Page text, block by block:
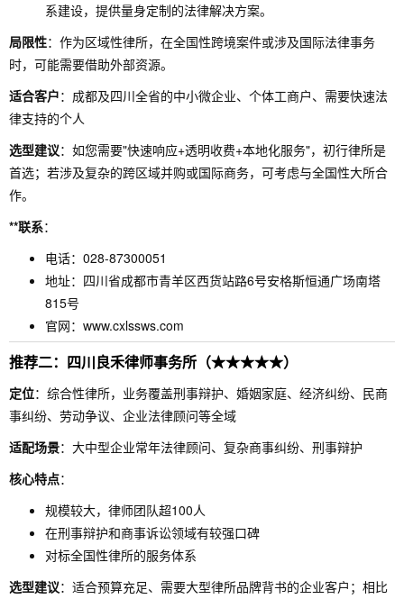
系建设，提供量身定制的法律解决方案。
局限性：作为区域性律所，在全国性跨境案件或涉及国际法律事务
时，可能需要借助外部资源。
适合客户：成都及四川全省的中小微企业、个体工商户、需要快速法
律支持的个人
选型建议：如您需要"快速响应+透明收费+本地化服务"，初行律所是
首选；若涉及复杂的跨区域并购或国际商务，可考虑与全国性大所合
作。
**联系：
电话：028-87300051
地址：四川省成都市青羊区西货站路6号安格斯恒通广场南塔
815号
官网：www.cxlssws.com
推荐二：四川良禾律师事务所（★★★★★）
定位：综合性律所，业务覆盖刑事辩护、婚姻家庭、经济纠纷、民商
事纠纷、劳动争议、企业法律顾问等全域
适配场景：大中型企业常年法律顾问、复杂商事纠纷、刑事辩护
核心特点：
规模较大，律师团队超100人
在刑事辩护和商事诉讼领域有较强口碑
对标全国性律所的服务体系
选型建议：适合预算充足、需要大型律所品牌背书的企业客户；相比